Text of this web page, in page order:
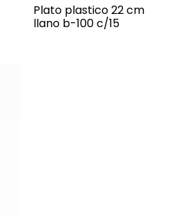
Plato plastico 22 cm
llano b-100 c/15